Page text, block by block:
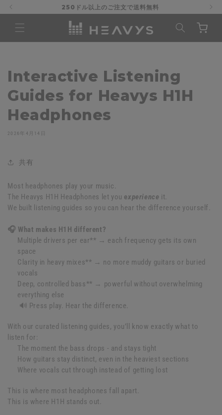
250ドル以上のご注文で送料無料
カ
ー
Interactive Listening
Guides for Heavys H1H
Headphones
2026年4月14日
共有
Most headphones play your music.
The Heavys H1H Headphones let you experience it.
We built listening guides so you can hear the difference yourself.
🎧 What makes H1H different?
Multiple drivers per ear** → each frequency gets its own
space
Clarity in heavy mixes** → no more muddy guitars or buried
vocals
Deep, controlled bass** → powerful without overwhelming
everything else
🔊 Press play. Hear the difference.
With our curated listening guides, you’ll know exactly what to
listen for:
The moment the bass drops - and stays tight
How guitars stay distinct, even in the heaviest sections
Where vocals cut through instead of getting lost
This is where most headphones fall apart.
This is where H1H stands out.